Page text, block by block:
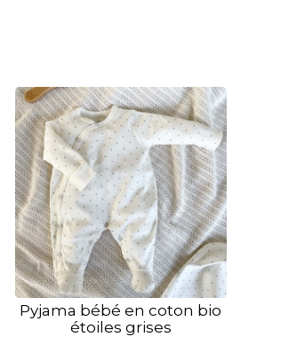
Pyjama bébé en coton bio
étoiles grises